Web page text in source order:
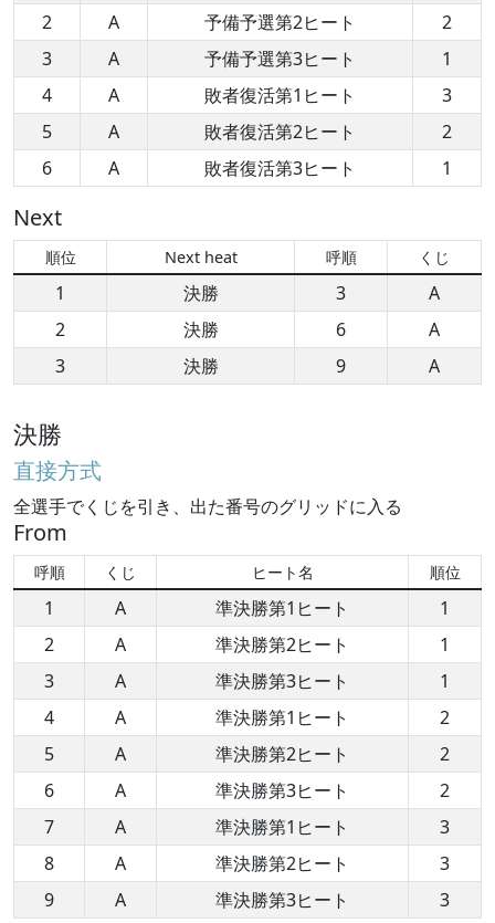
2
A 予備予選第2ヒート
2
3
A 予備予選第3ヒート
1
4
A 敗者復活第1ヒート
3
5
A 敗者復活第2ヒート
2
6
A 敗者復活第3ヒート 1
Next
順位 Next heat 呼順 くじ
1 決勝 3
A
2
決勝 6
A
3
決勝 9 A
決勝
直接方式
全選手でくじを引き、出た番号のグリッドに入る
From
呼順 くじ ヒート名 順位
1 A 準決勝第1ヒート
1
2
A 準決勝第2ヒート
1
3
A 準決勝第3ヒート
1
4
A 準決勝第1ヒート
2
5
A 準決勝第2ヒート
2
6
A 準決勝第3ヒート
2
7
A 準決勝第1ヒート
3
8
A 準決勝第2ヒート
3
9
A 準決勝第3ヒート 3